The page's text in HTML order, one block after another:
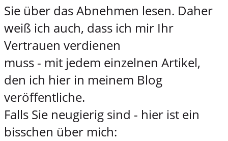
Sie über das Abnehmen lesen. Daher
weiß ich auch, dass ich mir Ihr
Vertrauen verdienen
muss - mit jedem einzelnen Artikel,
den ich hier in meinem Blog
veröffentliche.
Falls Sie neugierig sind - hier ist ein
bisschen über mich: